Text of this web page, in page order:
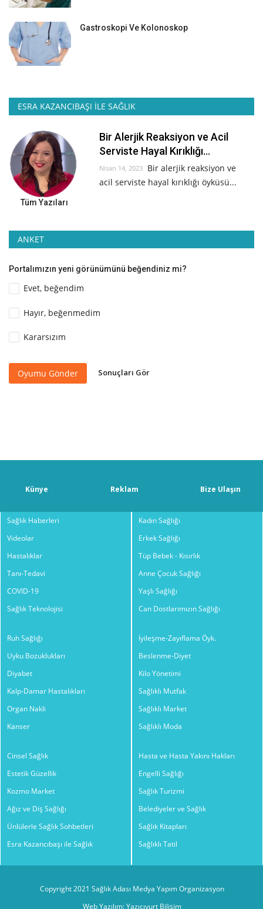
Gastroskopi Ve Kolonoskop
ESRA KAZANCIBAŞI İLE SAĞLIK
Bir Alerjik Reaksiyon ve Acil
Serviste Hayal Kırıklığı...
Nisan 14, 2023 Bir alerjik reaksiyon ve
acil serviste hayal kırıklığı öyküsü...
Tüm Yazıları
ANKET
Portalımızın yeni görünümünü beğendiniz mi?
Evet, beğendim
Hayır, beğenmedim
Kararsızım
Oyumu Gönder Sonuçları Gör
Künye Reklam Bize Ulaşın
Sağlık Haberleri
Videolar
Hastalıklar
Tanı-Tedavi
COVID-19
Sağlık Teknolojisi
Kadın Sağlığı
Erkek Sağlığı
Tüp Bebek - Kısırlık
Anne Çocuk Sağlığı
Yaşlı Sağlığı
Can Dostlarımızın Sağlığı
Ruh Sağlığı
Uyku Bozuklukları
Diyabet
Kalp-Damar Hastalıkları
Organ Nakli
Kanser
İyileşme-Zayıflama Öyk.
Beslenme-Diyet
Kilo Yönetimi
Sağlıklı Mutfak
Sağlıklı Market
Sağlıklı Moda
Cinsel Sağlık
Estetik Güzellik
Kozmo Market
Ağız ve Diş Sağlığı
Ünlülerle Sağlık Sohbetleri
Esra Kazancıbaşı ile Sağlık
Hasta ve Hasta Yakını Hakları
Engelli Sağlığı
Sağlık Turizmi
Belediyeler ve Sağlık
Sağlık Kitapları
Sağlıklı Tatil
Copyright 2021 Sağlık Adası Medya Yapım Organizasyon
Web Yazılım: Yazıcıyurt Bilişim